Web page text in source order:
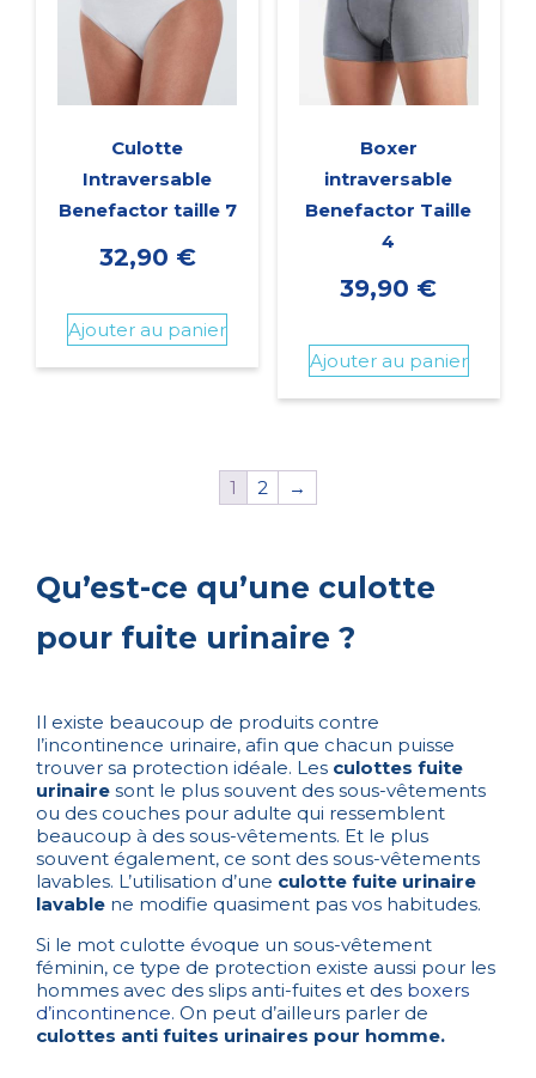
Culotte
Intraversable
Benefactor taille 7
32,90 €
Ajouter au panier
Boxer
intraversable
Benefactor Taille
4
39,90 €
Ajouter au panier
1 2 →
Qu’est-ce qu’une culotte
pour fuite urinaire ?
Il existe beaucoup de produits contre
l’incontinence urinaire, afin que chacun puisse
trouver sa protection idéale. Les culottes fuite
urinaire sont le plus souvent des sous-vêtements
ou des couches pour adulte qui ressemblent
beaucoup à des sous-vêtements. Et le plus
souvent également, ce sont des sous-vêtements
lavables. L’utilisation d’une culotte fuite urinaire
lavable ne modifie quasiment pas vos habitudes.
Si le mot culotte évoque un sous-vêtement
féminin, ce type de protection existe aussi pour les
hommes avec des slips anti-fuites et des boxers
d’incontinence. On peut d’ailleurs parler de
culottes anti fuites urinaires pour homme.